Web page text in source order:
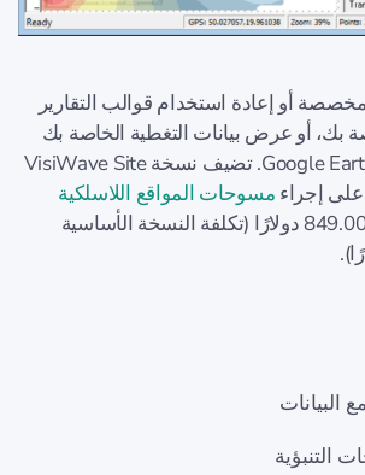
أو إعادة استخدام قوالب التقارير
بك، أو عرض بيانات التغطية الخاصة بك
بشكل تفاعلي في Google Earth. تضيف نسخة VisiWave Site
مسوحات المواقع اللاسلكية
، لكنها تكلف 849.00 دولارًا (تكلفة النسخة الأساسية
البيانات
التنبؤية